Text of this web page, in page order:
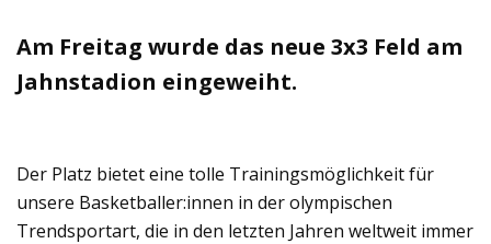
Am Freitag wurde das neue 3x3 Feld am
Jahnstadion eingeweiht.
Der Platz bietet eine tolle Trainingsmöglichkeit für
unsere Basketballer:innen in der olympischen
Trendsportart, die in den letzten Jahren weltweit immer